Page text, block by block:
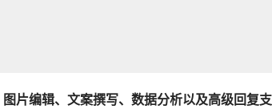
片编辑、文案撰写、数据分析以及高级回复